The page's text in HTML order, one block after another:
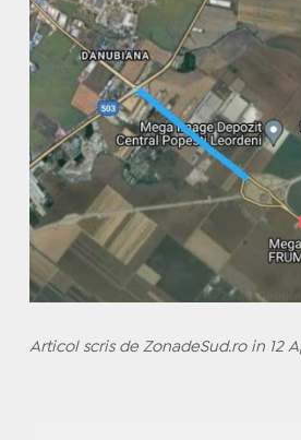
Articol scris de ZonadeSud.ro in 12